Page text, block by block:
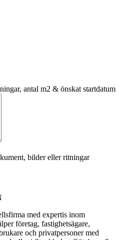
antal m2 & önskat startdatum
bilder eller ritningar
med expertis inom
företag, fastighetsägare,
och privatpersoner med